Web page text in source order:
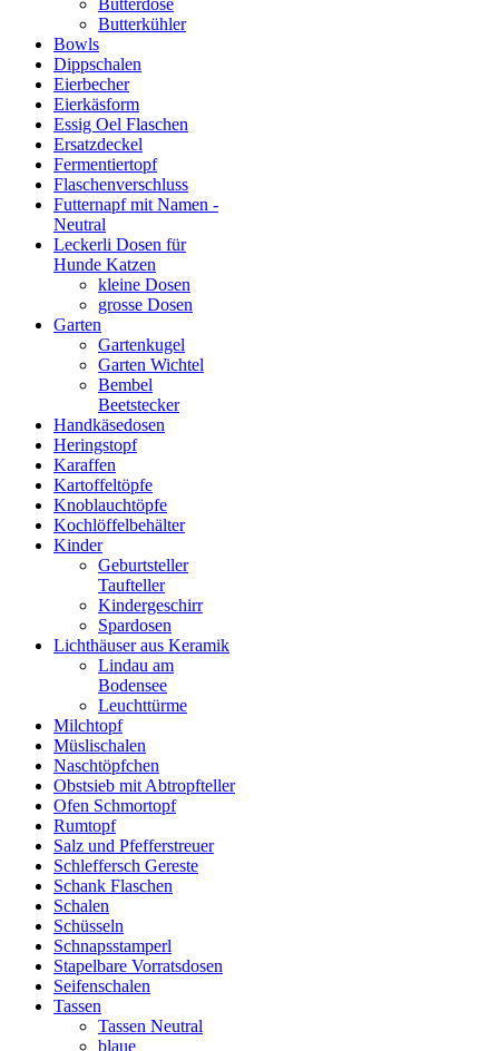
Butterdose
Butterkühler
Bowls
Dippschalen
Eierbecher
Eierkäsform
Essig Oel Flaschen
Ersatzdeckel
Fermentiertopf
Flaschenverschluss
Futternapf mit Namen -
Neutral
Leckerli Dosen für
Hunde Katzen
kleine Dosen
grosse Dosen
Garten
Gartenkugel
Garten Wichtel
Bembel
Beetstecker
Handkäsedosen
Heringstopf
Karaffen
Kartoffeltöpfe
Knoblauchtöpfe
Kochlöffelbehälter
Kinder
Geburtsteller
Taufteller
Kindergeschirr
Spardosen
Lichthäuser aus Keramik
Lindau am
Bodensee
Leuchttürme
Milchtopf
Müslischalen
Naschtöpfchen
Obstsieb mit Abtropfteller
Ofen Schmortopf
Rumtopf
Salz und Pfefferstreuer
Schleffersch Gereste
Schank Flaschen
Schalen
Schüsseln
Schnapsstamperl
Stapelbare Vorratsdosen
Seifenschalen
Tassen
Tassen Neutral
blaue